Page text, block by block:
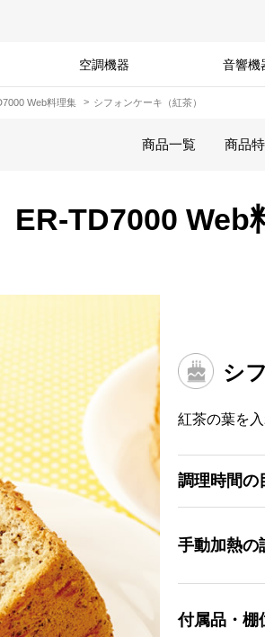
空調機器 音響機
Web料理集 シフォンケーキ（紅茶）
商品一覧 商品
ER-TD7000 Web
シ
紅茶の葉を
調理時間の
手動加熱の
付属品・棚